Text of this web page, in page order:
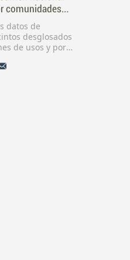
comunidades
2024)
datos de
desglosados
de usos y por
bases de datos